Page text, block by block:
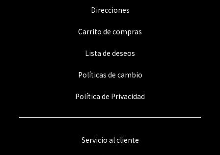
Direcciones
Carrito de compras
Lista de deseos
Políticas de cambio
Política de Privacidad
Servicio al cliente